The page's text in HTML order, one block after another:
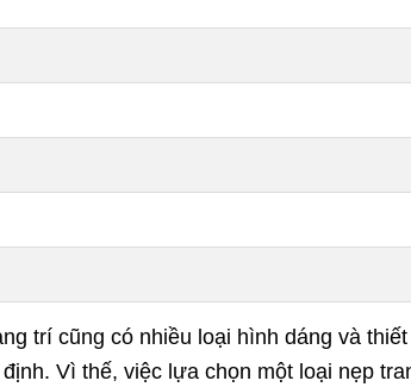
trí cũng có nhiều loại hình dáng và
Vì thế, việc lựa chọn một loại nẹp